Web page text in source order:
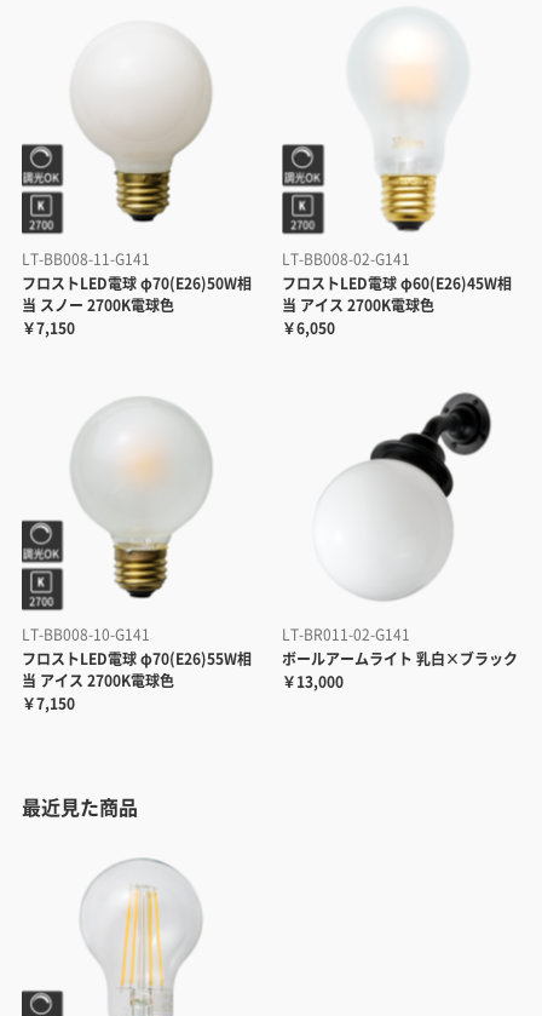
LT-BB008-11-G141
フロストLED電球 φ70(E26)50W相
当 スノー 2700K電球色
￥7,150
LT-BB008-02-G141
フロストLED電球 φ60(E26)45W相
当 アイス 2700K電球色
￥6,050
LT-BB008-10-G141
フロストLED電球 φ70(E26)55W相
当 アイス 2700K電球色
￥7,150
LT-BR011-02-G141
ボールアームライト 乳白×ブラック
￥13,000
最近見た商品